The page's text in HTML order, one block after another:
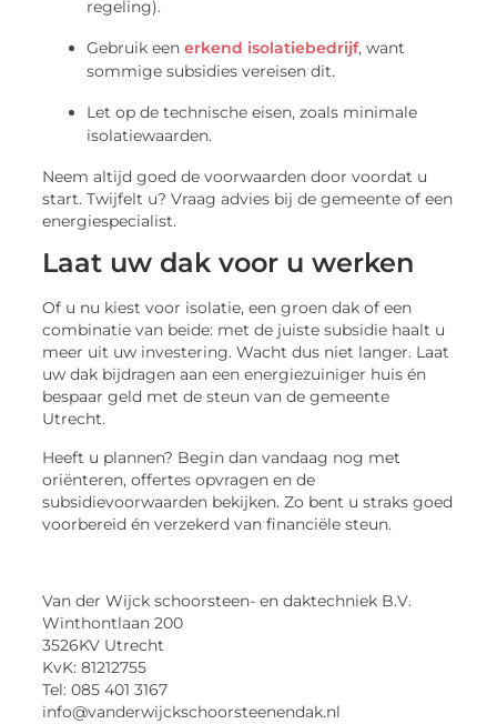
regeling).
Gebruik eenerkend isolatiebedrijf, want
sommige subsidies vereisen dit.
Let op de technische eisen, zoals minimale
isolatiewaarden.
Neem altijd goed de voorwaarden door voordat u
start. Twijfelt u? Vraag advies bij de gemeente of een
energiespecialist.
Laat uw dak voor u werken
Of u nu kiest voor isolatie, een groen dak of een
combinatie van beide: met de juiste subsidie haalt u
meer uit uw investering. Wacht dus niet langer. Laat
uw dak bijdragen aan een energiezuiniger huis én
bespaar geld met de steun van de gemeente
Utrecht.
Heeft u plannen? Begin dan vandaag nog met
oriënteren, offertes opvragen en de
subsidievoorwaarden bekijken. Zo bent u straks goed
voorbereid én verzekerd van financiële steun.
Van der Wijck schoorsteen- en daktechniek B.V.
Winthontlaan 200
3526KV Utrecht
KvK: 81212755
Tel: 085 401 3167
info@vanderwijckschoorsteenendak.nl